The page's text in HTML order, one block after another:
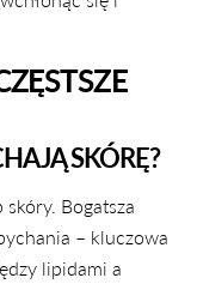
SKÓRĘ?
Bogatsza
– kluczowa
lipidami a